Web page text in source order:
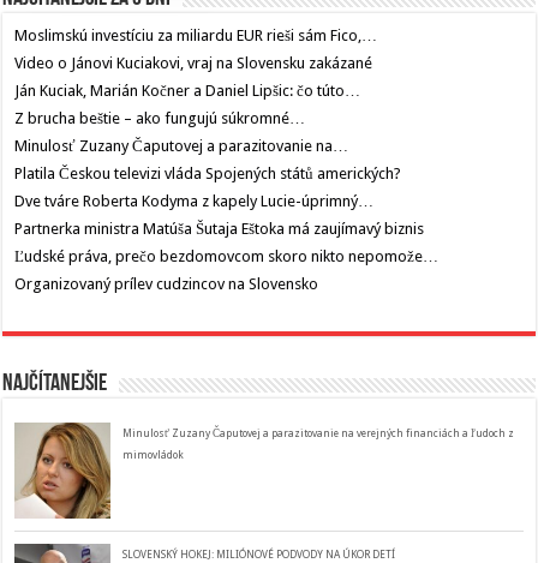
Moslimskú investíciu za miliardu EUR rieši sám Fico,…
Video o Jánovi Kuciakovi, vraj na Slovensku zakázané
Ján Kuciak, Marián Kočner a Daniel Lipšic: čo túto…
Z brucha beštie – ako fungujú súkromné…
Minulosť Zuzany Čaputovej a parazitovanie na…
Platila Českou televizi vláda Spojených států amerických?
Dve tváre Roberta Kodyma z kapely Lucie-úprimný…
Partnerka ministra Matúša Šutaja Eštoka má zaujímavý biznis
Ľudské práva, prečo bezdomovcom skoro nikto nepomože…
Organizovaný prílev cudzincov na Slovensko
Najčítanejšie
Minulosť Zuzany Čaputovej a parazitovanie na verejných financiách a ľudoch z
mimovládok
SLOVENSKÝ HOKEJ: MILIÓNOVÉ PODVODY NA ÚKOR DETÍ